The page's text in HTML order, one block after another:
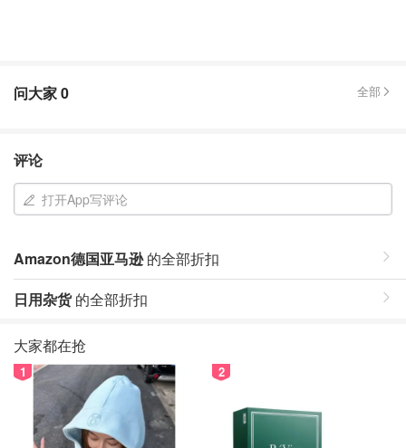
问大家0 全部
评论
打开App写评论
Amazon德国亚马逊的全部折扣
日用杂货的全部折扣
大家都在抢
1 2